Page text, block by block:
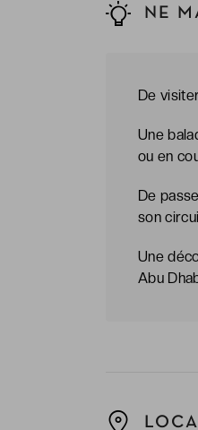
NE
De
Une
ou en
De
son
Une
Abu